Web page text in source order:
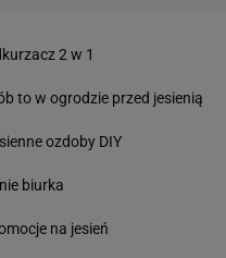
2 w 1
to w ogrodzie przed jesienią
ozdoby DIY
biurka
na jesień